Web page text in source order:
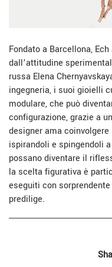
Fondato a Barcellona,
dall’attitudine
russa Elena
ingegneria, i suoi gioielli
modulare, che può
configurazione, grazie a
designer ama
ispirandoli e spingendoli
possano diventare il
la scelta figurativa è
eseguiti con
predilige.